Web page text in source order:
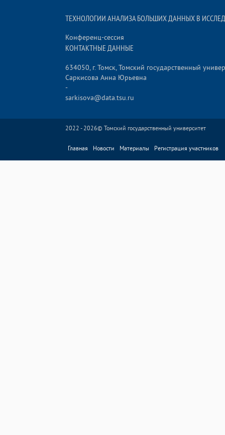
ТЕХНОЛОГИИ АНАЛИЗА БОЛЬШИХ ДАННЫХ В
Конференц-сессия
КОНТАКТНЫЕ ДАННЫЕ
634050, г. Томск, Томский государственный
Саркисова Анна Юрьевна
-
sarkisova@data.tsu.ru
2022 - 2026© Томский государственный университет
Главная Новости Материалы Регистрация участников